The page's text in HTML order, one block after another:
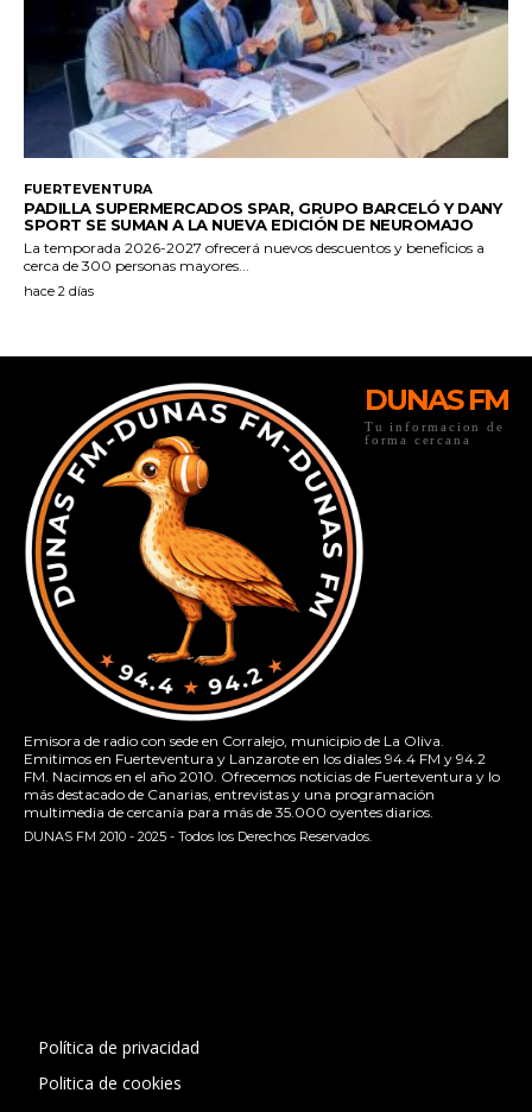
DUNAS FM
Tu informacion de
forma cercana
Emisora de radio con sede en Corralejo, municipio de La Oliva.
Emitimos en Fuerteventura y Lanzarote en los diales 94.4 FM y 94.2
FM. Nacimos en el año 2010. Ofrecemos noticias de Fuerteventura y lo
más destacado de Canarias, entrevistas y una programación
multimedia de cercanía para más de 35.000 oyentes diarios.
DUNAS FM 2010 - 2025 - Todos los Derechos Reservados.
Política de privacidad
Politica de cookies